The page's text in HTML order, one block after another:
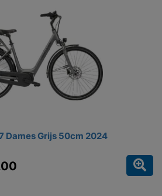
Dames Grijs 50cm 2024